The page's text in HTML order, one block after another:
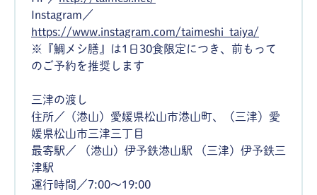
Instagram／
https://www.instagram.com/taimeshi_taiya/
※『鯛メシ膳』は1日30食限定につき、前もって
のご予約を推奨します
三津の渡し
住所／（港山）愛媛県松山市港山町、（三津）愛
媛県松山市三津三丁目
最寄駅／ （港山）伊予鉄港山駅 （三津）伊予鉄三
津駅
運行時間／7:00〜19:00